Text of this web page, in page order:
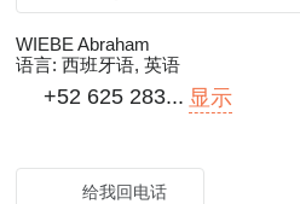
WIEBE Abraham
语言: 西班牙语, 英语
+52 625 283... 显示
给我回电话